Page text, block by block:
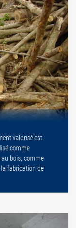
valorisé est
comme
bois, comme
la fabrication de